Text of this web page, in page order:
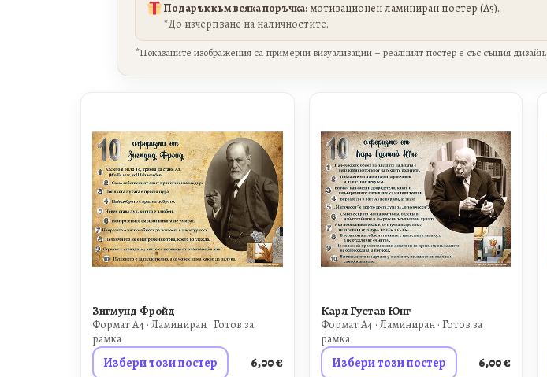
Подарък към всяка поръчка:мотивационен ламиниран постер (А5).
*До изчерпване на наличностите.
*Показаните изображения са примерни визуализации – реалният постер е със същия дизайн.
Зигмунд Фройд
Формат A4 · Ламиниран · Готов за
рамка
Избери този постер 6,00€
Карл Густав Юнг
Формат A4 · Ламиниран · Готов за
рамка
Избери този постер 6,00€